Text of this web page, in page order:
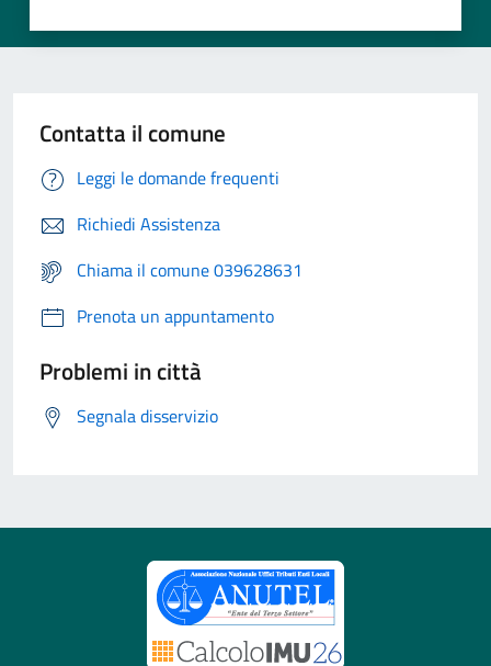
Contatta il comune
Leggi le domande frequenti
Richiedi Assistenza
Chiama il comune 039628631
Prenota un appuntamento
Problemi in città
Segnala disservizio